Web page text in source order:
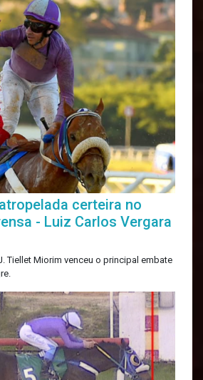
certeira no
- Luiz Carlos Vergara
Tiellet Miorim venceu o principal embate